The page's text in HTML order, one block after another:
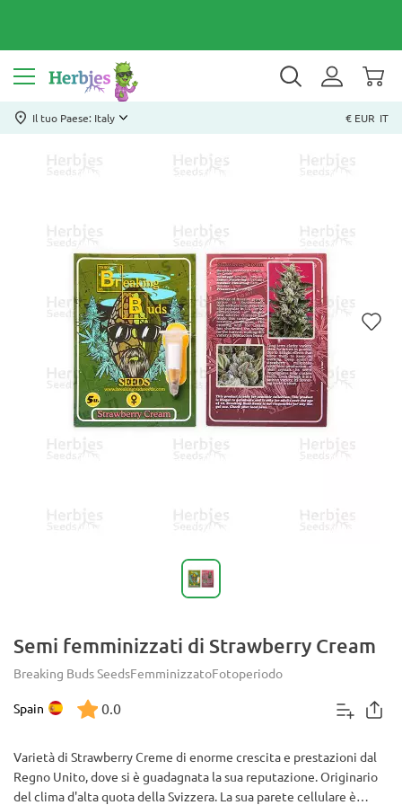
Il tuo Paese: Italy € EUR IT
Semi femminizzati di Strawberry Cream
Breaking Buds SeedsFemminizzatoFotoperiodo
Spain 0.0
Varietà di Strawberry Creme di enorme crescita e prestazioni dal
Regno Unito, dove si è guadagnata la sua reputazione. Originario
del clima d'alta quota della Svizzera. La sua parete cellulare è